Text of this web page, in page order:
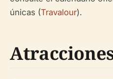
únicas (Travalour).